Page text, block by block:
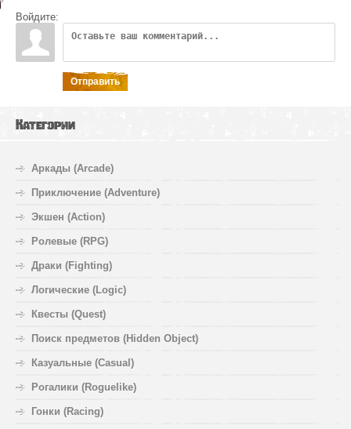
Войдите:
Отправить
Категории
Аркады (Arcade)
Приключение (Adventure)
Экшен (Action)
Ролевые (RPG)
Драки (Fighting)
Логические (Logic)
Квесты (Quest)
Поиск предметов (Hidden Object)
Казуальные (Casual)
Рогалики (Roguelike)
Гонки (Racing)